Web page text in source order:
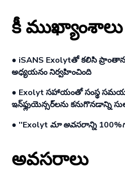
కీ ముఖ్యాంశాలు
● iSANS Exolyt‌తో కలిసి
అధ్యయనం నిర్వహించింది
● Exolyt సహాయంతో సంస్థ
ఇన్‌ఫ్లుయెన్సర్‌లను కనుగొనడాన్ని
● ''Exolyt మా అవసరాన్ని
అవసరాలు